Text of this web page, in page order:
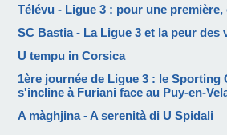
Télévu - Ligue 3 : pour une première,
SC Bastia - La Ligue 3 et la peur
U tempu in Corsica
1ère journée de Ligue 3 : le Sporting
s'incline à Furiani face au Puy-en-
A màghjina - A serenità di U Spidali